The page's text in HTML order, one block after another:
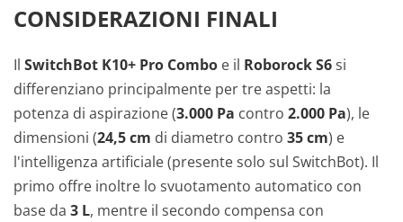
CONSIDERAZIONI FINALI
Il SwitchBot K10+ Pro Combo e il Roborock S6si
differenziano principalmente per tre aspetti: la
potenza di aspirazione (3.000 Pa contro 2.000 Pa), le
dimensioni (24,5 cm di diametro contro 35 cm) e
l'intelligenza artificiale (presente solo sul SwitchBot). Il
primo offre inoltre lo svuotamento automatico con
base da 3 L, mentre il secondo compensa con